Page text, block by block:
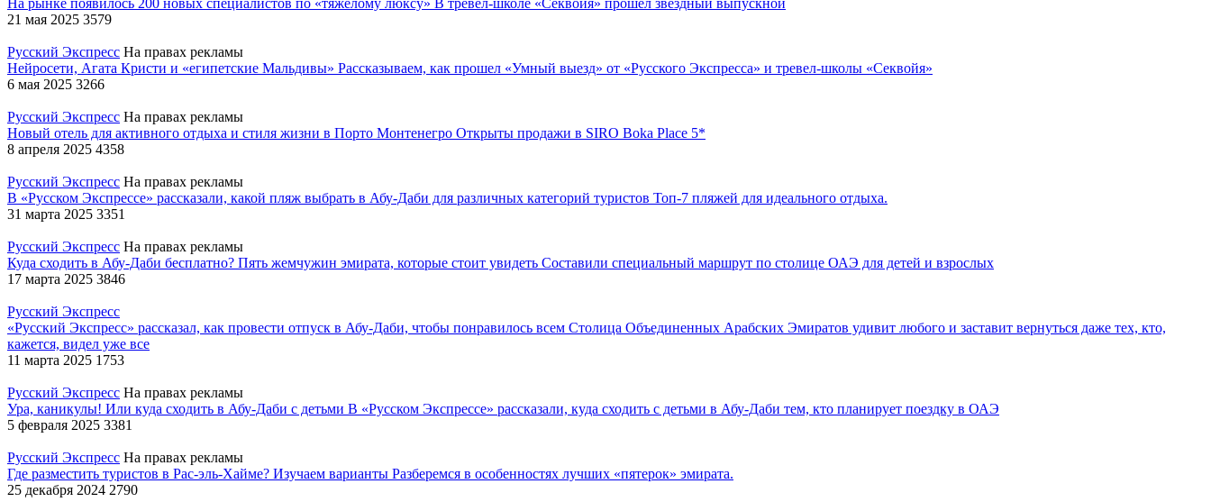
21 мая 2025 3579
Русский Экспресс На правах рекламы
Нейросети, Агата Кристи и «египетские Мальдивы» Рассказываем, как прошел «Умный выезд» от «Русского Экспресса» и тревел-школы «Секвойя»
6 мая 2025 3266
Русский Экспресс На правах рекламы
Новый отель для активного отдыха и стиля жизни в Порто Монтенегро Открыты продажи в SIRO Boka Place 5*
8 апреля 2025 4358
Русский Экспресс На правах рекламы
В «Русском Экспрессе» рассказали, какой пляж выбрать в Абу-Даби для различных категорий туристов Топ-7 пляжей для идеального отдыха.
31 марта 2025 3351
Русский Экспресс На правах рекламы
Куда сходить в Абу-Даби бесплатно? Пять жемчужин эмирата, которые стоит увидеть Составили специальный маршрут по столице ОАЭ для детей и взрослых
17 марта 2025 3846
Русский Экспресс
«Русский Экспресс» рассказал, как провести отпуск в Абу-Даби, чтобы понравилось всем Столица Объединенных Арабских Эмиратов удивит любого и заставит вернуться даже тех, кто,
кажется, видел уже все
11 марта 2025 1753
Русский Экспресс На правах рекламы
Ура, каникулы! Или куда сходить в Абу-Даби с детьми В «Русском Экспрессе» рассказали, куда сходить с детьми в Абу-Даби тем, кто планирует поездку в ОАЭ
5 февраля 2025 3381
Русский Экспресс На правах рекламы
Где разместить туристов в Рас-эль-Хайме? Изучаем варианты Разберемся в особенностях лучших «пятерок» эмирата.
25 декабря 2024 2790